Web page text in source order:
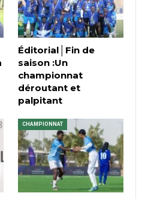
Éditorial│Fin de
saison :Un
championnat
déroutant et
palpitant
CHAMPIONNAT